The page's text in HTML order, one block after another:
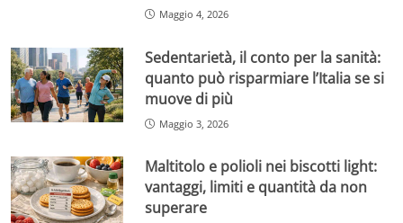
Maggio 4, 2026
Sedentarietà, il conto per la sanità:
quanto può risparmiare l’Italia se si
muove di più
Maggio 3, 2026
Maltitolo e polioli nei biscotti light:
vantaggi, limiti e quantità da non
superare